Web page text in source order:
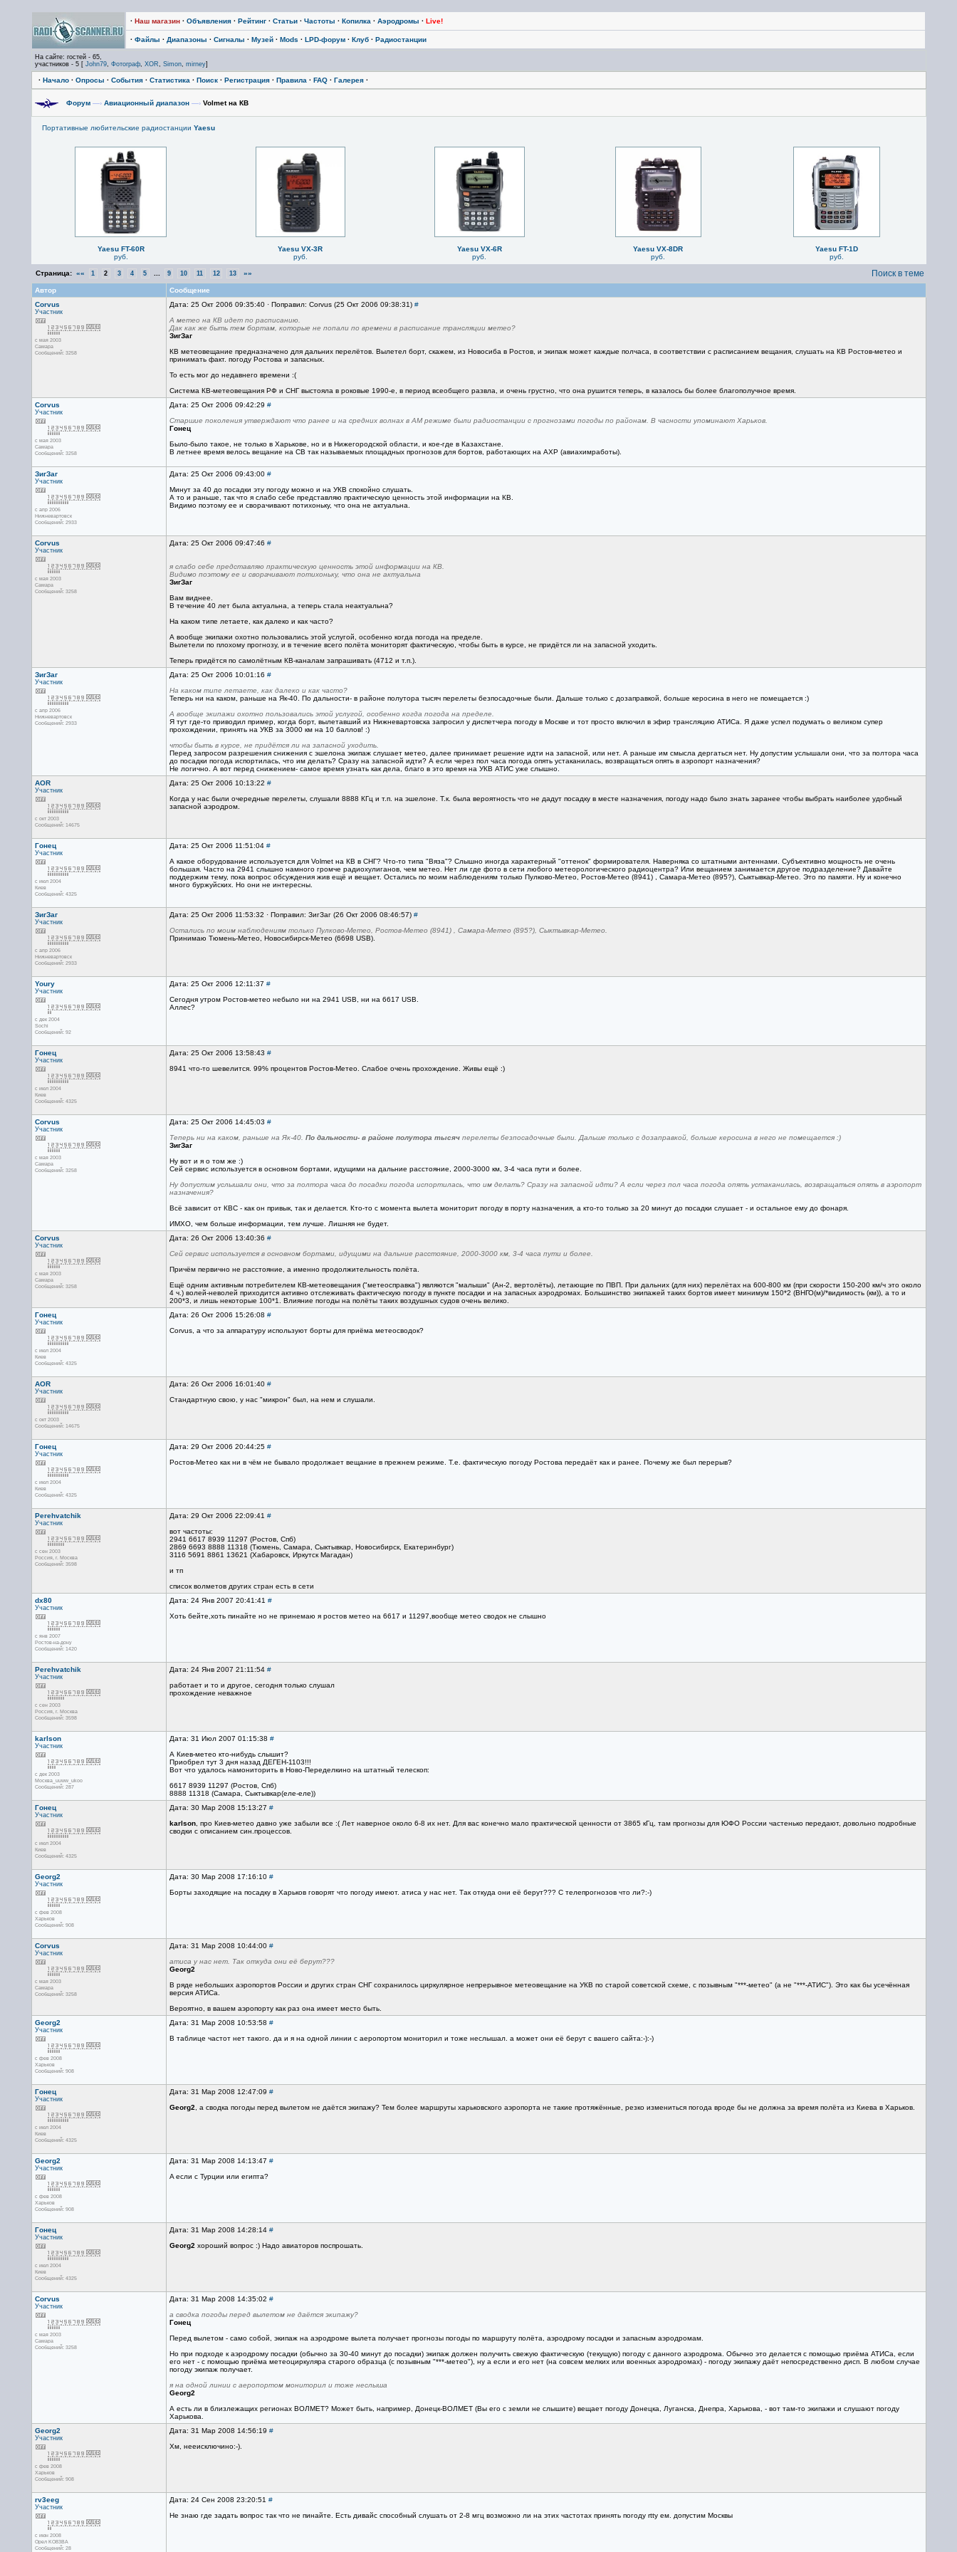
· Наш магазин· Объявления· Рейтинг· Статьи· Частоты · Копилка · Аэродромы · Live!
· Файлы · Диапазоны · Сигналы · Музей· Mods · LPD-форум· Клуб· Радиостанции
На сайте: гостей - 65,
участников - 5 [ John79, Фотограф, XOR, Simon, mirney]
· Начало· Опросы · События· Статистика · Поиск· Регистрация· Правила · FAQ· Галерея·
Форум —› Авиационный диапазон —›Volmet на КВ
Портативные любительские радиостанции Yaesu
Yaesu FT-60R
руб.
Yaesu VX-3R
руб.
Yaesu VX-6R
руб.
Yaesu VX-8DR
руб.
Yaesu FT-1D
руб.
Страница: «« 1 2 3 4 5 9 10 11 12 13 »» Поиск в теме
Автор
Сообщение
Corvus
Участник
с мая 2003
Самара
Сообщений: 3258
Дата: 25 Окт 2006 09:35:40 · Поправил: Corvus (25 Окт 2006 09:38:31) #
А метео на КВ идет по расписанию.
Дак как же быть тем бортам, которые не попали по времени в расписание трансляции метео?
ЗигЗаг
КВ метеовещание предназначено для дальних перелётов. Вылетел борт, скажем, из Новосиба в Ростов, и экипаж может каждые полчаса, в соответствии с расписанием вещания, слушать на КВ Ростов-метео и
принимать факт. погоду Ростова и запасных.
То есть мог до недавнего времени :(
Система КВ-метеовещания РФ и СНГ выстояла в роковые 1990-е, в период всеобщего развла, и очень грустно, что она рушится теперь, в казалось бы более благополучное время.
Corvus
Участник
с мая 2003
Самара
Сообщений: 3258
Дата: 25 Окт 2006 09:42:29 #
Старшие поколения утверждают что ранее и на средних волнах в АМ режиме были радиостанции с прогнозами погоды по районам. В часности упоминают Харьков.
Гонец
Было-было такое, не только в Харькове, но и в Нижегородской области, и кое-где в Казахстане.
В летнее время велось вещание на СВ так называемых площадных прогнозов для бортов, работающих на АХР (авиахимработы).
ЗигЗаг
Участник
с апр 2006
Нижневартовск
Сообщений: 2933
Дата: 25 Окт 2006 09:43:00 #
Минут за 40 до посадки эту погоду можно и на УКВ спокойно слушать.
А то и раньше, так что я слабо себе представляю практическую ценность этой информации на КВ.
Видимо поэтому ее и сворачивают потихоньку, что она не актуальна.
Corvus
Участник
с мая 2003
Самара
Сообщений: 3258
Дата: 25 Окт 2006 09:47:46 #
я слабо себе представляю практическую ценность этой информации на КВ.
Видимо поэтому ее и сворачивают потихоньку, что она не актуальна
ЗигЗаг
Вам виднее.
В течение 40 лет была актуальна, а теперь стала неактуальна?
На каком типе летаете, как далеко и как часто?
А вообще экипажи охотно пользовались этой услугой, особенно когда погода на пределе.
Вылетели по плохому прогнозу, и в течение всего полёта мониторят фактическую, чтобы быть в курсе, не придётся ли на запасной уходить.
Теперь придётся по самолётным КВ-каналам запрашивать (4712 и т.п.).
ЗигЗаг
Участник
с апр 2006
Нижневартовск
Сообщений: 2933
Дата: 25 Окт 2006 10:01:16 #
На каком типе летаете, как далеко и как часто?
Теперь ни на каком, раньше на Як-40. По дальности- в районе полутора тысяч перелеты безпосадочные были. Дальше только с дозаправкой, больше керосина в него не помещается :)
А вообще экипажи охотно пользовались этой услугой, особенно когда погода на пределе.
Я тут где-то приводил пример, когда борт, вылетавший из Нижневартовска запросил у диспетчера погоду в Москве и тот просто включил в эфир трансляцию АТИСа. Я даже успел подумать о великом супер
прохождении, принять на УКВ за 3000 км на 10 баллов! :)
чтобы быть в курсе, не придётся ли на запасной уходить.
Перед запросом разрешения снижения с эшелона экипаж слушает метео, далее принимает решение идти на запасной, или нет. А раньше им смысла дергаться нет. Ну допустим услышали они, что за полтора часа
до посадки погода испортилась, что им делать? Сразу на запасной идти? А если через пол часа погода опять устаканилась, возвращаться опять в аэропорт назначения?
Не логично. А вот перед снижением- самое время узнать как дела, благо в это время на УКВ АТИС уже слышно.
AOR
Участник
с окт 2003
Сообщений: 14675
Дата: 25 Окт 2006 10:13:22 #
Когда у нас были очередные перелеты, слушали 8888 КГц и т.п. на эшелоне. Т.к. была вероятность что не дадут посадку в месте назначения, погоду надо было знать заранее чтобы выбрать наиболее удобный
запасной аэродром.
Гонец
Участник
с июл 2004
Киев
Сообщений: 4325
Дата: 25 Окт 2006 11:51:04 #
А какое оборудование используется для Volmet на КВ в СНГ? Что-то типа "Вяза"? Слышно иногда характерный "оттенок" формирователя. Наверняка со штатными антеннами. Субъективно мощность не очень
большая. Часто на 2941 слышно намного громче радиохулиганов, чем метео. Нет ли где фото в сети любого метеорологического радиоцентра? Или вещанием занимается другое подразделение? Давайте
поддержим тему, пока вопрос обсуждения жив ещё и вещает. Остались по моим наблюдениям только Пулково-Метео, Ростов-Метео (8941) , Самара-Метео (895?), Сыктывкар-Метео. Это по памяти. Ну и конечно
много буржуйских. Но они не интересны.
ЗигЗаг
Участник
с апр 2006
Нижневартовск
Сообщений: 2933
Дата: 25 Окт 2006 11:53:32 · Поправил: ЗигЗаг (26 Окт 2006 08:46:57) #
Остались по моим наблюдениям только Пулково-Метео, Ростов-Метео (8941) , Самара-Метео (895?), Сыктывкар-Метео.
Принимаю Тюмень-Метео, Новосибирск-Метео (6698 USB).
Youry
Участник
с дек 2004
Sochi
Сообщений: 92
Дата: 25 Окт 2006 12:11:37 #
Сегодня утром Ростов-метео небыло ни на 2941 USB, ни на 6617 USB.
Аллес?
Гонец
Участник
с июл 2004
Киев
Сообщений: 4325
Дата: 25 Окт 2006 13:58:43 #
8941 что-то шевелится. 99% процентов Ростов-Метео. Слабое очень прохождение. Живы ещё :)
Corvus
Участник
с мая 2003
Самара
Сообщений: 3258
Дата: 25 Окт 2006 14:45:03 #
Теперь ни на каком, раньше на Як-40. По дальности- в районе полутора тысяч перелеты безпосадочные были. Дальше только с дозаправкой, больше керосина в него не помещается :)
ЗигЗаг
Ну вот и я о том же :)
Сей сервис используется в основном бортами, идущими на дальние расстояние, 2000-3000 км, 3-4 часа пути и более.
Ну допустим услышали они, что за полтора часа до посадки погода испортилась, что им делать? Сразу на запасной идти? А если через пол часа погода опять устаканилась, возвращаться опять в аэропорт
назначения?
Всё зависит от КВС - как он привык, так и делается. Кто-то с момента вылета мониторит погоду в порту назначения, а кто-то только за 20 минут до посадки слушает - и остальное ему до фонаря.
ИМХО, чем больше информации, тем лучше. Лишняя не будет.
Corvus
Участник
с мая 2003
Самара
Сообщений: 3258
Дата: 26 Окт 2006 13:40:36 #
Сей сервис используется в основном бортами, идущими на дальние расстояние, 2000-3000 км, 3-4 часа пути и более.
Причём первично не расстояние, а именно продолжительность полёта.
Ещё одним активным потребителем КВ-метеовещания ("метеосправка") являются "малыши" (Ан-2, вертолёты), летающие по ПВП. При дальних (для них) перелётах на 600-800 км (при скорости 150-200 км/ч это около
4 ч.) волей-неволей приходится активно отслеживать фактическую погоду в пункте посадки и на запасных аэродромах. Большинство экипажей таких бортов имеет минимум 150*2 (ВНГО(м)/*видимость (км)), а то и
200*3, и лишь некоторые 100*1. Влияние погоды на полёты таких воздушных судов очень велико.
Гонец
Участник
с июл 2004
Киев
Сообщений: 4325
Дата: 26 Окт 2006 15:26:08 #
Corvus, а что за аппаратуру используют борты для приёма метеосводок?
AOR
Участник
с окт 2003
Сообщений: 14675
Дата: 26 Окт 2006 16:01:40 #
Стандартную свою, у нас "микрон" был, на нем и слушали.
Гонец
Участник
с июл 2004
Киев
Сообщений: 4325
Дата: 29 Окт 2006 20:44:25 #
Ростов-Метео как ни в чём не бывало продолжает вещание в прежнем режиме. Т.е. фактическую погоду Ростова передаёт как и ранее. Почему же был перерыв?
Perehvatchik
Участник
с сен 2003
Россия, г. Москва
Сообщений: 3598
Дата: 29 Окт 2006 22:09:41 #
вот частоты:
2941 6617 8939 11297 (Ростов, Спб)
2869 6693 8888 11318 (Тюмень, Самара, Сыктывкар, Новосибирск, Екатеринбург)
3116 5691 8861 13621 (Хабаровск, Иркутск Магадан)
и тп
список волметов других стран есть в сети
dx80
Участник
с янв 2007
Ростов-на-дону
Сообщений: 1420
Дата: 24 Янв 2007 20:41:41 #
Хоть бейте,хоть пинайте но не принемаю я ростов метео на 6617 и 11297,вообще метео сводок не слышно
Perehvatchik
Участник
с сен 2003
Россия, г. Москва
Сообщений: 3598
Дата: 24 Янв 2007 21:11:54 #
работает и то и другое, сегодня только слушал
прохождение неважное
karlson
Участник
с дек 2003
Москва_uuww_ukoo
Сообщений: 287
Дата: 31 Июл 2007 01:15:38 #
А Киев-метео кто-нибудь слышит?
Приобрел тут 3 дня назад ДЕГЕН-1103!!!
Вот что удалось намониторить в Ново-Переделкино на штатный телескоп:
6617 8939 11297 (Ростов, Спб)
8888 11318 (Самара, Сыктывкар(еле-еле))
Гонец
Участник
с июл 2004
Киев
Сообщений: 4325
Дата: 30 Мар 2008 15:13:27 #
karlson, про Киев-метео давно уже забыли все :( Лет наверное около 6-8 их нет. Для вас конечно мало практической ценности от 3865 кГц, там прогнозы для ЮФО России частенько передают, довольно подробные
сводки с описанием син.процессов.
Georg2
Участник
с фев 2008
Харьков
Сообщений: 908
Дата: 30 Мар 2008 17:16:10 #
Борты заходящие на посадку в Харьков говорят что погоду имеют. атиса у нас нет. Так откуда они её берут??? С телепрогнозов что ли?:-)
Corvus
Участник
с мая 2003
Самара
Сообщений: 3258
Дата: 31 Мар 2008 10:44:00 #
атиса у нас нет. Так откуда они её берут???
Georg2
В ряде небольших аэропортов России и других стран СНГ сохранилось циркулярное непрерывное метеовещание на УКВ по старой советской схеме, с позывным "***-метео" (а не "***-АТИС"). Это как бы усечённая
версия АТИСа.
Вероятно, в вашем аэропорту как раз она имеет место быть.
Georg2
Участник
с фев 2008
Харьков
Сообщений: 908
Дата: 31 Мар 2008 10:53:58 #
B таблице частот нет такого. да и я на одной линии с аеропортом мониторил и тоже неслышал. а может они её берут с вашего сайта:-):-)
Гонец
Участник
с июл 2004
Киев
Сообщений: 4325
Дата: 31 Мар 2008 12:47:09 #
Georg2 , а сводка погоды перед вылетом не даётся экипажу? Тем более маршруты харьковского аэропорта не такие протяжённые, резко измениться погода вроде бы не должна за время полёта из Киева в Харьков.
Georg2
Участник
с фев 2008
Харьков
Сообщений: 908
Дата: 31 Мар 2008 14:13:47 #
A если с Турции или египта?
Гонец
Участник
с июл 2004
Киев
Сообщений: 4325
Дата: 31 Мар 2008 14:28:14 #
Georg2 хороший вопрос :) Надо авиаторов поспрошать.
Corvus
Участник
с мая 2003
Самара
Сообщений: 3258
Дата: 31 Мар 2008 14:35:02 #
а сводка погоды перед вылетом не даётся экипажу?
Гонец
Перед вылетом - само собой, экипаж на аэродроме вылета получает прогнозы погоды по маршруту полёта, аэродрому посадки и запасным аэродромам.
Но при подходе к аэродрому посадки (обычно за 30-40 минут до посадки) экипаж должен получить свежую фактическую (текущую) погоду с данного аэродрома. Обычно это делается с помощью приёма АТИСа, если
его нет - с помощью приёма метеоциркуляра старого образца (с позывным "***-метео"), ну а если и его нет (на совсем мелких или военных аэродромах) - погоду экипажу даёт непосредственно дисп. В любом случае
погоду экипаж получает.
я на одной линии с аеропортом мониторил и тоже неслыша
Georg2
А есть ли в близлежащих регионах ВОЛМЕТ? Может быть, например, Донецк-ВОЛМЕТ (Вы его с земли не слышите) вещает погоду Донецка, Луганска, Днепра, Харькова, - вот там-то экипажи и слушают погоду
Харькова.
Georg2
Участник
с фев 2008
Харьков
Сообщений: 908
Дата: 31 Мар 2008 14:56:19 #
Хм, нееисключино:-).
rv3eeg
Участник
с июн 2008
Орел KO83BA
Сообщений: 28
Дата: 24 Сен 2008 23:20:51 #
Не знаю где задать вопрос так что не пинайте. Есть дивайс способный слушать от 2-8 мгц возможно ли на этих частотах принять погоду rtty ем. допустим Москвы